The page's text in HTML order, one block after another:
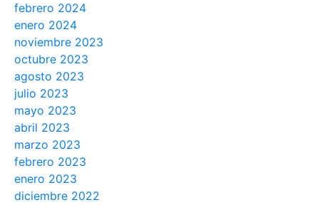
febrero 2024
enero 2024
noviembre 2023
octubre 2023
agosto 2023
julio 2023
mayo 2023
abril 2023
marzo 2023
febrero 2023
enero 2023
diciembre 2022